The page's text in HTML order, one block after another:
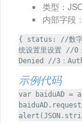
类型：
内部字段：
{ status: //数字
统设置里设置 //
Denied //3：
示例代码
var baiduAD =